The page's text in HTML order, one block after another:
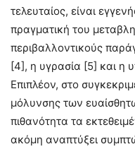
τελευταίος, είναι
πραγματική του
περιβαλλοντικούς
[4], η υγρασία [5] και η
Επιπλέον, στο
μόλυνσης των
πιθανότητα τα
ακόμη αναπτύξει